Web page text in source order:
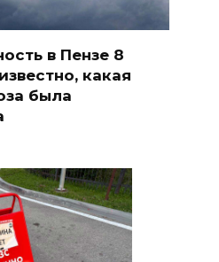
в Пензе 8
какая
была